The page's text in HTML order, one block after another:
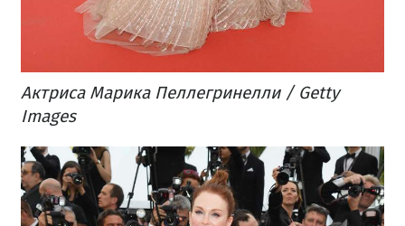
Актриса Марика Пеллегринелли / Getty
Images